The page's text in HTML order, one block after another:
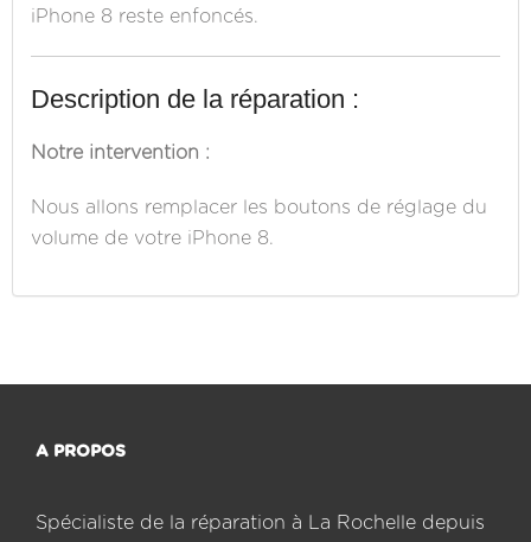
iPhone 8 reste enfoncés.
Description de la réparation :
Notre intervention :
Nous allons remplacer les boutons de réglage du
volume de votre iPhone 8.
A PROPOS
Spécialiste de la réparation à La Rochelle depuis